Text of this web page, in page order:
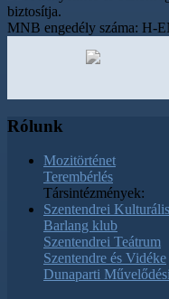
biztosítja.
MNB engedély száma: H-
Rólunk
Mozitörténet
Terembérlés
Társintézmények:
Szentendrei
Barlang klub
Szentendrei Teátrum
Szentendre és Vidéke
Dunaparti